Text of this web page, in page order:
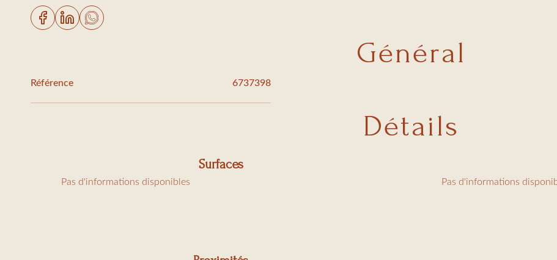
Taxe de séjour : 6,91€/jour/adulte
Général
Référence 6737398
Détails
Surfaces
Pas d'informations disponibles Pas d'informations